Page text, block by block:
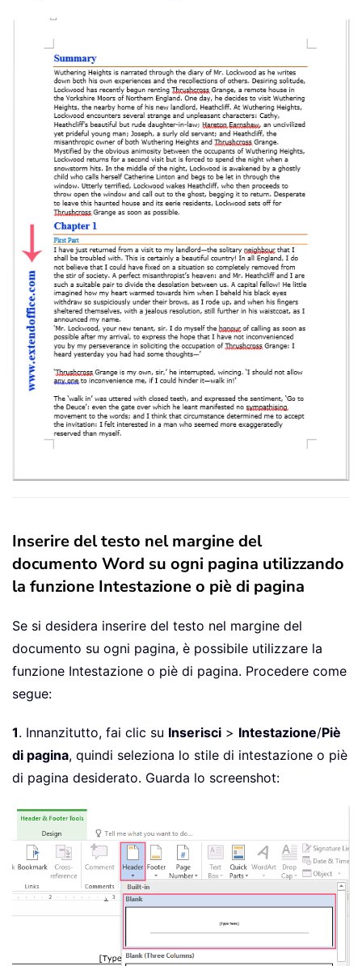
Inserire del testo nel margine del
documento Word su ogni pagina utilizzando
la funzione Intestazione o piè di pagina
Se si desidera inserire del testo nel margine del
documento su ogni pagina, è possibile utilizzare la
funzione Intestazione o piè di pagina. Procedere come
segue:
1. Innanzitutto, fai clic su Inserisci > Intestazione/Piè
di pagina, quindi seleziona lo stile di intestazione o piè
di pagina desiderato. Guarda lo screenshot: